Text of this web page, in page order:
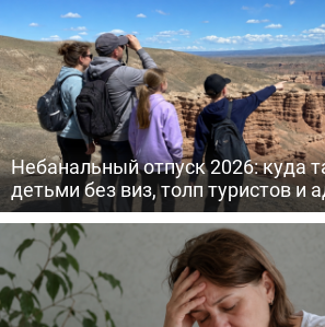
Небанальный отпуск 2026: куда
детьми без виз, толп туристов и